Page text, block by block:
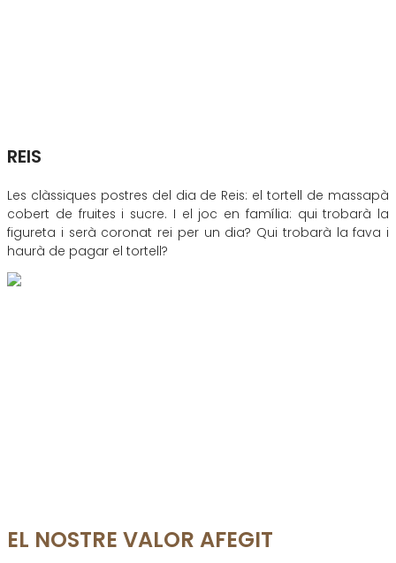
REIS
Les clàssiques postres del dia de Reis: el tortell de massapà
cobert de fruites i sucre. I el joc en família: qui trobarà la
figureta i serà coronat rei per un dia? Qui trobarà la fava i
haurà de pagar el tortell?
EL NOSTRE VALOR AFEGIT